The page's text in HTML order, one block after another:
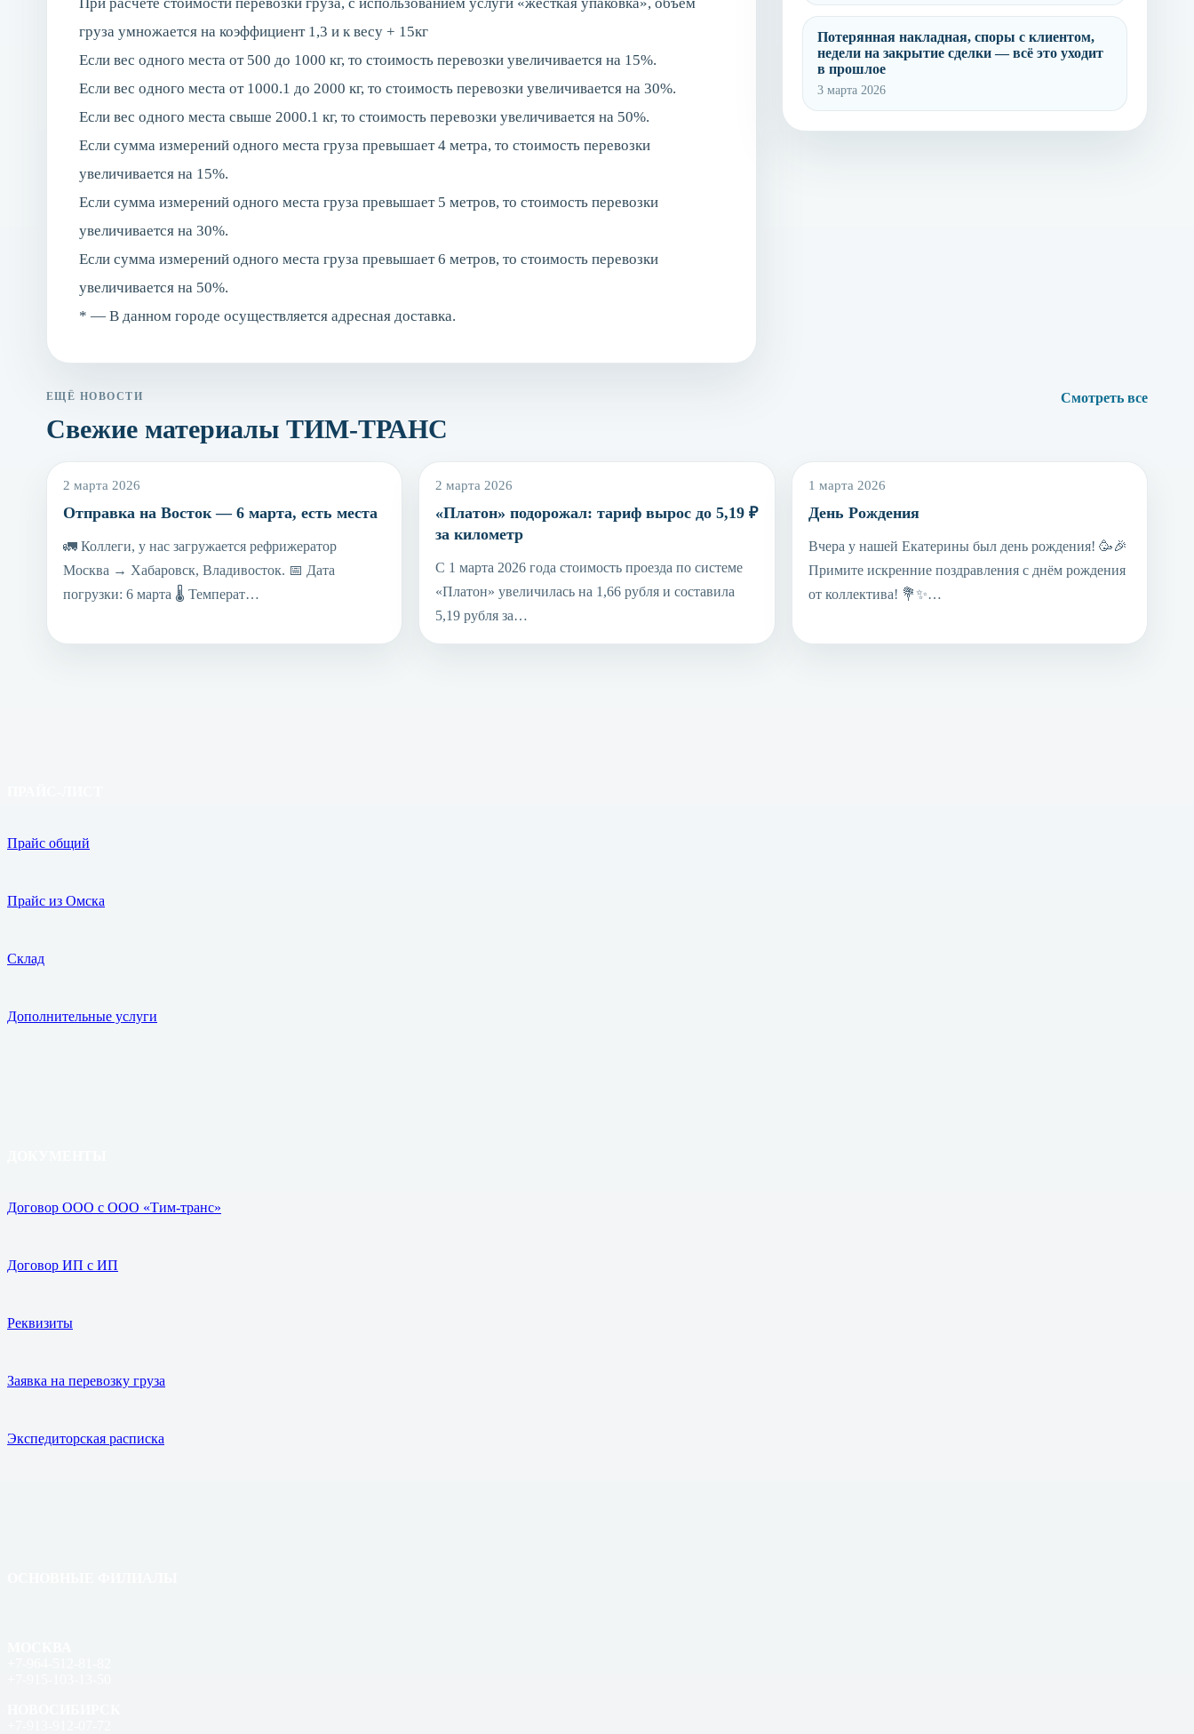
груза умножается на коэффициент 1,3 и к весу + 15кг
Если вес одного места от 500 до 1000 кг, то стоимость перевозки увеличивается на 15%.
Если вес одного места от 1000.1 до 2000 кг, то стоимость перевозки увеличивается на 30%.
Если вес одного места свыше 2000.1 кг, то стоимость перевозки увеличивается на 50%.
Если сумма измерений одного места груза превышает 4 метра, то стоимость перевозки
увеличивается на 15%.
Если сумма измерений одного места груза превышает 5 метров, то стоимость перевозки
увеличивается на 30%.
Если сумма измерений одного места груза превышает 6 метров, то стоимость перевозки
увеличивается на 50%.
* — В данном городе осуществляется адресная доставка.
Потерянная накладная, споры с клиентом,
недели на закрытие сделки — всё это уходит
в прошлое
3 марта 2026
ЕЩЁ НОВОСТИ
Свежие материалы ТИМ-ТРАНС
Смотреть все
2 марта 2026
Отправка на Восток — 6 марта, есть места
🚛 Коллеги, у нас загружается рефрижератор
Москва → Хабаровск, Владивосток. 📅 Дата
погрузки: 6 марта 🌡 Температ…
2 марта 2026
«Платон» подорожал: тариф вырос до 5,19 ₽
за километр
С 1 марта 2026 года стоимость проезда по системе
«Платон» увеличилась на 1,66 рубля и составила
5,19 рубля за…
1 марта 2026
День Рождения
Вчера у нашей Екатерины был день рождения! 🥳🎉
Примите искренние поздравления с днём рождения
от коллектива! 💐✨…
Прайс общий
Прайс из Омска
Склад
Дополнительные услуги
Договор ООО с ООО «Тим-транс»
Договор ИП с ИП
Реквизиты
Заявка на перевозку груза
Экспедиторская расписка